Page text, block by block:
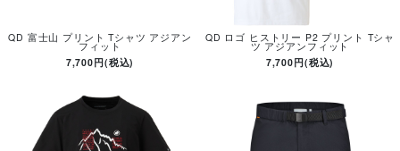
QD 富士山 プリント Tシャツ アジアン
フィット
7,700円(税込)
QD ロゴ ヒストリー P2 プリント Tシャ
ツ アジアンフィット
7,700円(税込)